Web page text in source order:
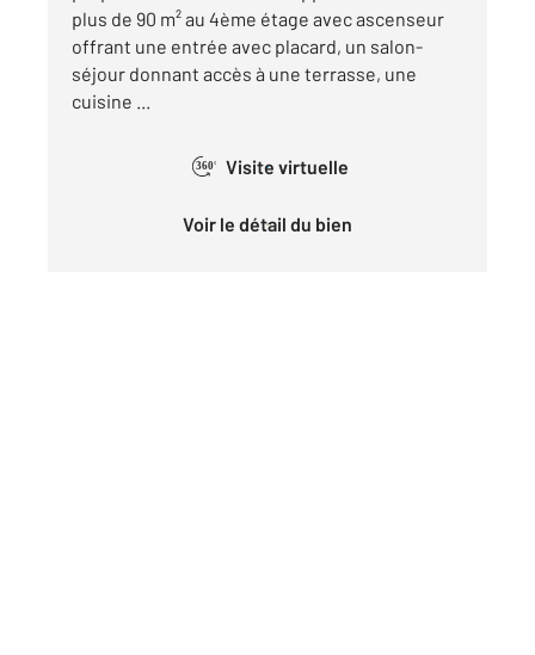
plus de 90 m² au 4ème étage avec ascenseur
offrant une entrée avec placard, un salon-
séjour donnant accès à une terrasse, une
cuisine ...
360° Visite virtuelle
Voir le détail du bien